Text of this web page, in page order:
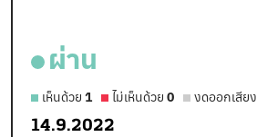
ผ่าน
เห็นด้วย 1 ไม่เห็นด้วย 0 งดออกเสียง
14.9.2022